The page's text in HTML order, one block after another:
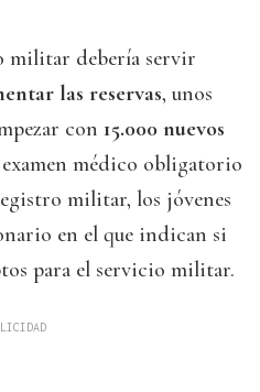
militar debería servir
las reservas, unos
con 15.000 nuevos
médico obligatorio
militar, los jóvenes
en el que indican si
para el servicio militar.